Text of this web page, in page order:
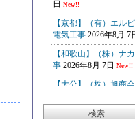
検索